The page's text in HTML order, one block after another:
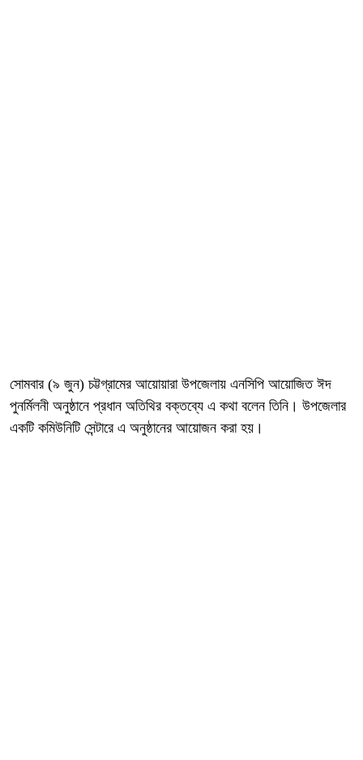
সোমবার (৯ জুন) চট্টগ্রামের আয়োয়ারা উপজেলায় এনসিপি আয়োজিত ঈদ
পুনর্মিলনী অনুষ্ঠানে প্রধান অতিথির বক্তব্যে এ কথা বলেন তিনি। উপজেলার
একটি কমিউনিটি সেন্টারে এ অনুষ্ঠানের আয়োজন করা হয়।